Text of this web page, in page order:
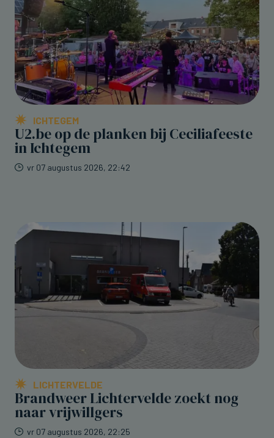
ICHTEGEM
U2.be op de planken bij Ceciliafeeste
in Ichtegem
vr 07 augustus 2026, 22:42
LICHTERVELDE
Brandweer Lichtervelde zoekt nog
naar vrijwillgers
vr 07 augustus 2026, 22:25